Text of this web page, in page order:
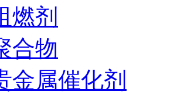
燃剂
合物
金属催化剂